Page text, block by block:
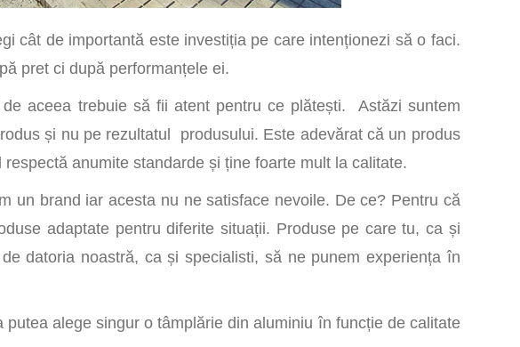
cât de importantă este investiția pe care intenționezi să o faci.
pret ci după performanțele ei.
aceea trebuie să fii atent pentru ce plătești. Astăzi suntem
și nu pe rezultatul produsului. Este adevărat că un produs
anumite standarde și ține foarte mult la calitate.
un brand iar acesta nu ne satisface nevoile. De ce? Pentru că
adaptate pentru diferite situații. Produse pe care tu, ca și
datoria noastră, ca și specialisti, să ne punem experiența în
alege singur o tâmplărie din aluminiu în funcție de calitate